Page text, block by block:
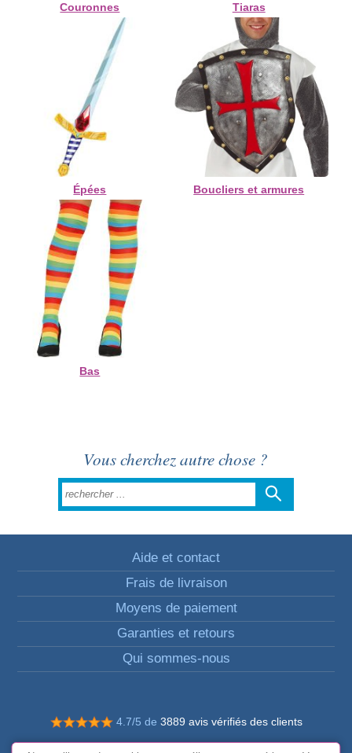
Couronnes Tiaras
Épées Boucliers et armures
Bas
Vous cherchez autre chose ?
Aide et contact
Frais de livraison
Moyens de paiement
Garanties et retours
Qui sommes-nous
4.7/5 de 3889 avis vérifiés des clients